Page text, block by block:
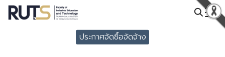
Skip
ประกาศจัดซื้อจัดจ้าง